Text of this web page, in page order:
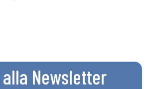
Newsletter